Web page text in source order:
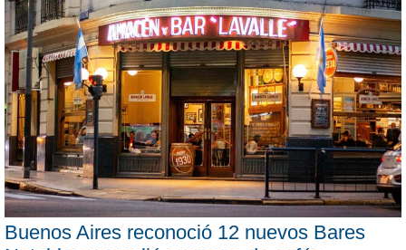
Buenos Aires reconoció 12 nuevos Bares